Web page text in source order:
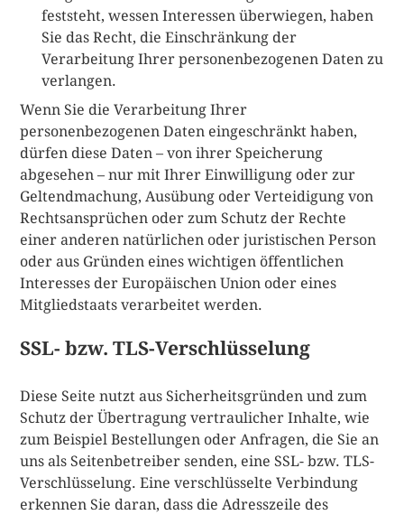
feststeht, wessen Interessen überwiegen, haben
Sie das Recht, die Einschränkung der
Verarbeitung Ihrer personenbezogenen Daten zu
verlangen.
Wenn Sie die Verarbeitung Ihrer
personenbezogenen Daten eingeschränkt haben,
dürfen diese Daten – von ihrer Speicherung
abgesehen – nur mit Ihrer Einwilligung oder zur
Geltendmachung, Ausübung oder Verteidigung von
Rechtsansprüchen oder zum Schutz der Rechte
einer anderen natürlichen oder juristischen Person
oder aus Gründen eines wichtigen öffentlichen
Interesses der Europäischen Union oder eines
Mitgliedstaats verarbeitet werden.
SSL- bzw. TLS-Verschlüsselung
Diese Seite nutzt aus Sicherheitsgründen und zum
Schutz der Übertragung vertraulicher Inhalte, wie
zum Beispiel Bestellungen oder Anfragen, die Sie an
uns als Seitenbetreiber senden, eine SSL- bzw. TLS-
Verschlüsselung. Eine verschlüsselte Verbindung
erkennen Sie daran, dass die Adresszeile des